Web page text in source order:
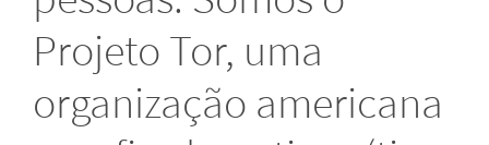
Projeto Tor, uma
organização americana